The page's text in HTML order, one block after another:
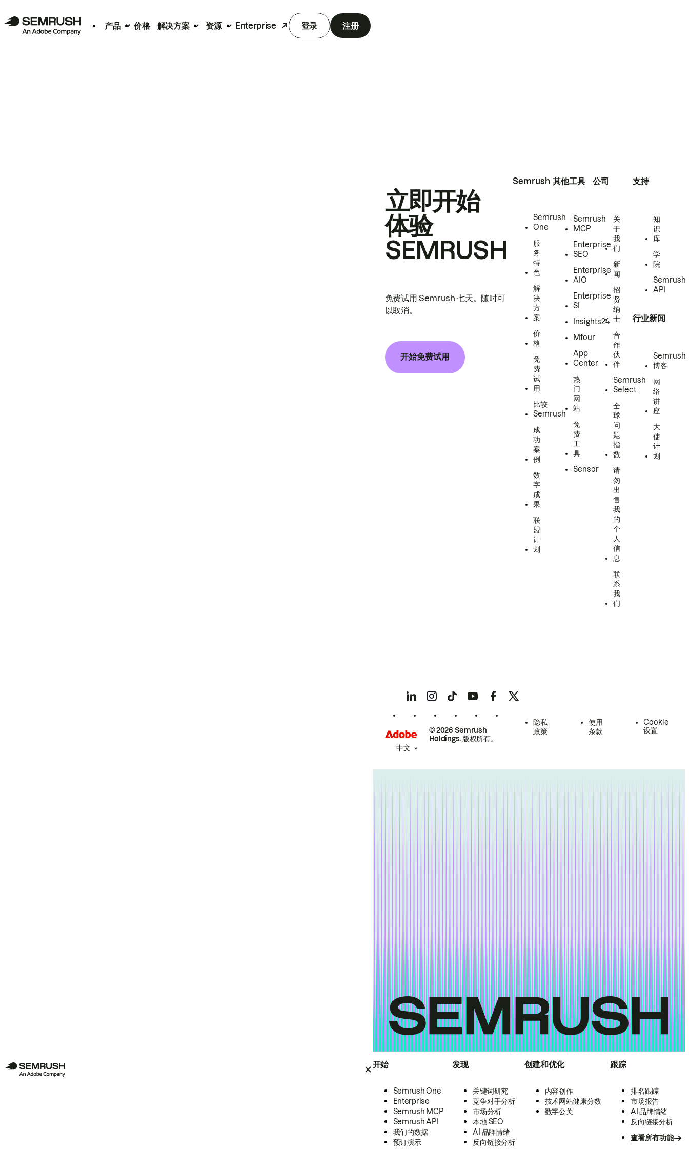
产品 价格 解决方案 资源 Enterprise 登录 注册
开始
Semrush One
Enterprise
Semrush MCP
Semrush API
我们的数据
预订演示
发现
关键词研究
竞争对手分析
市场分析
本地 SEO
AI 品牌情绪
反向链接分析
创建和优化
内容创作
技术网站健康分数
数字公关
跟踪
排名跟踪
市场报告
AI 品牌情绪
反向链接分析
查看所有功能
立即开始
体验
SEMRUSH
免费试用 Semrush 七天。随时可
以取消。
开始免费试用
Semrush
Semrush
One
服
务
特
色
解
决
方
案
价
格
免
费
试
用
比较
Semrush
成
功
案
例
数
字
成
果
联
盟
计
划
其他工具
Semrush
MCP
Enterprise
SEO
Enterprise
AIO
Enterprise
SI
Insights24
Mfour
App
Center
热
门
网
站
免
费
工
具
Sensor
公司
关
于
我
们
新
闻
招
贤
纳
士
合
作
伙
伴
Semrush
Select
全
球
问
题
指
数
请
勿
出
售
我
的
个
人
信
息
联
系
我
们
支持
知
识
库
学
院
Semrush
API
行业新闻
Semrush
博客
网
络
讲
座
大
使
计
划
© 2026 Semrush
Holdings. 版权所有。
隐私
政策
使用
条款
Cookie
设置
中文